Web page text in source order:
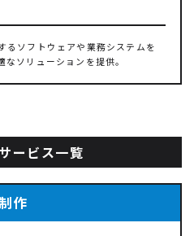
るソフトウェアや業務システムを
ソリューションを提供。
ービス一覧
作